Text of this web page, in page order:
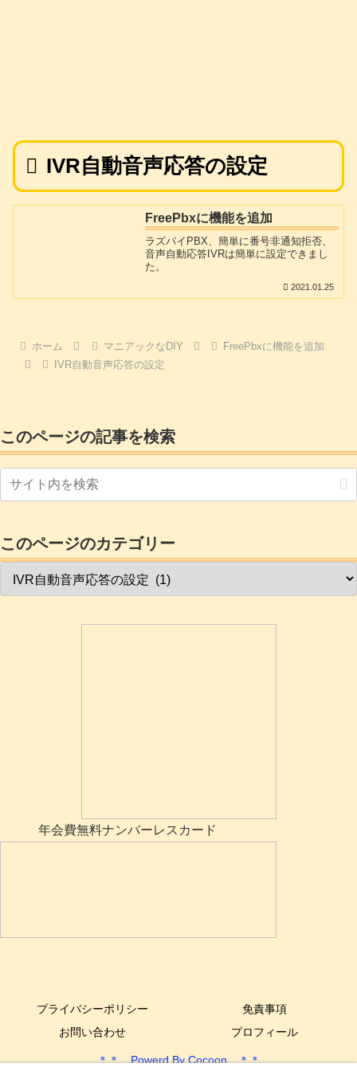
IVR自動音声応答の設定
FreePbxに機能を追加
ラズパイPBX、簡単に番号非通知拒否、
音声自動応答IVRは簡単に設定できまし
た。
2021.01.25
ホーム マニアックなDIY
FreePbxに機能を追加
IVR自動音声応答の設定
このページの記事を検索
このページのカテゴリー
年会費無料ナンバーレスカード
プライバシーポリシー
免責事項
お問い合わせ
プロフィール
＊＊ Powerd By Cocoon ＊＊